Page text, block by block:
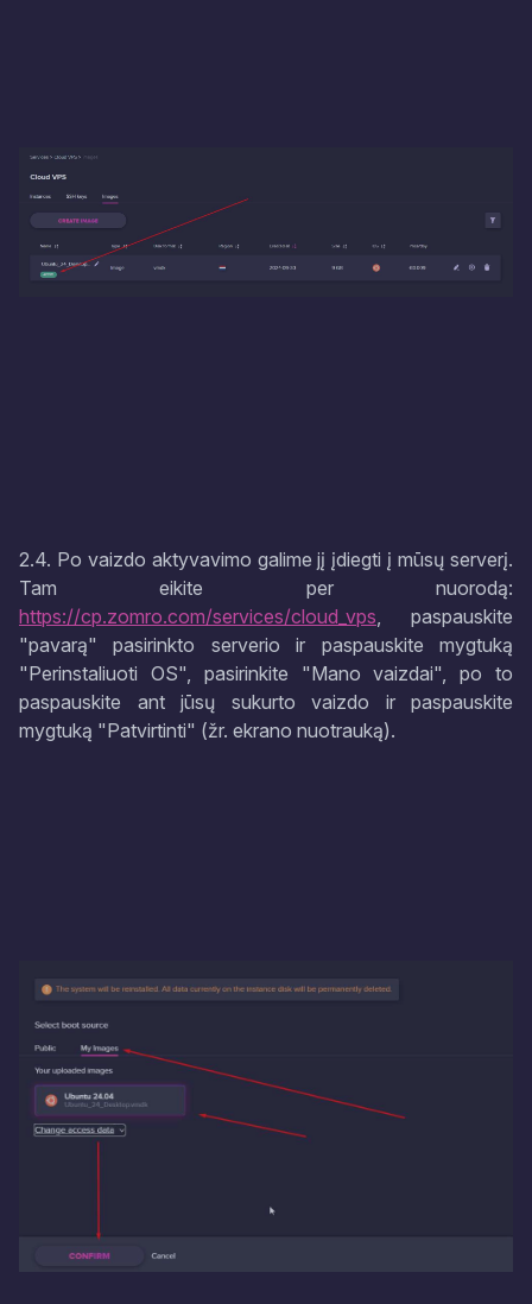
2.4. Po vaizdo aktyvavimo galime jį įdiegti į mūsų serverį.
Tam eikite per nuorodą:
https://cp.zomro.com/services/cloud_vps, paspauskite
"pavarą" pasirinkto serverio ir paspauskite mygtuką
"Perinstaliuoti OS", pasirinkite "Mano vaizdai", po to
paspauskite ant jūsų sukurto vaizdo ir paspauskite
mygtuką "Patvirtinti" (žr. ekrano nuotrauką).